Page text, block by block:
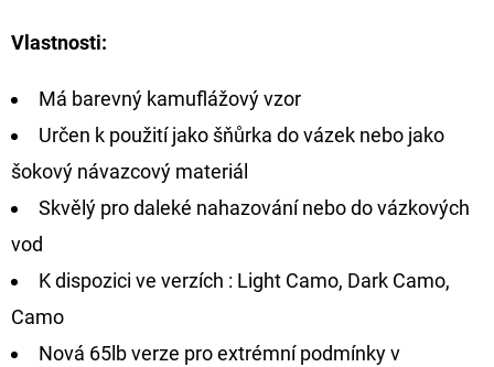
Vlastnosti:
Má barevný kamuflážový vzor
Určen k použití jako šňůrka do vázek nebo jako
šokový návazcový materiál
Skvělý pro daleké nahazování nebo do vázkových
vod
K dispozici ve verzích : Light Camo, Dark Camo,
Camo
Nová 65lb verze pro extrémní podmínky v
U
U
E
M
E
FOX
SUB
FLOAT